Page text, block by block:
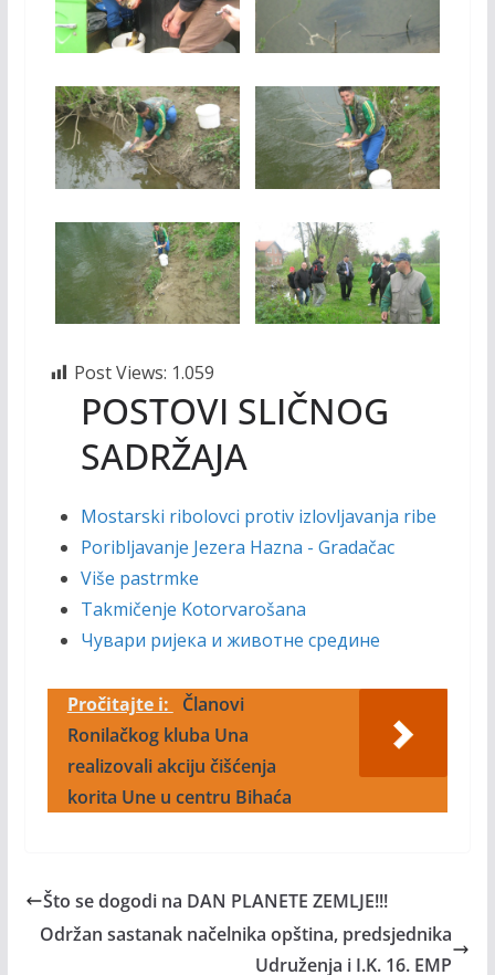
Post Views: 1.059
POSTOVI SLIČNOG
SADRŽAJA
Mostarski ribolovci protiv izlovljavanja ribe
Poribljavanje Jezera Hazna - Gradačac
Više pastrmke
Takmičenje Kotorvarošana
Чувари ријека и животне средине
Pročitajte i:
Članovi
Ronilačkog kluba Una
realizovali akciju čišćenja
korita Une u centru Bihaća
Što se dogodi na DAN PLANETE ZEMLJE!!!
Održan sastanak načelnika opština, predsjednika
Udruženja i I.K. 16. EMP